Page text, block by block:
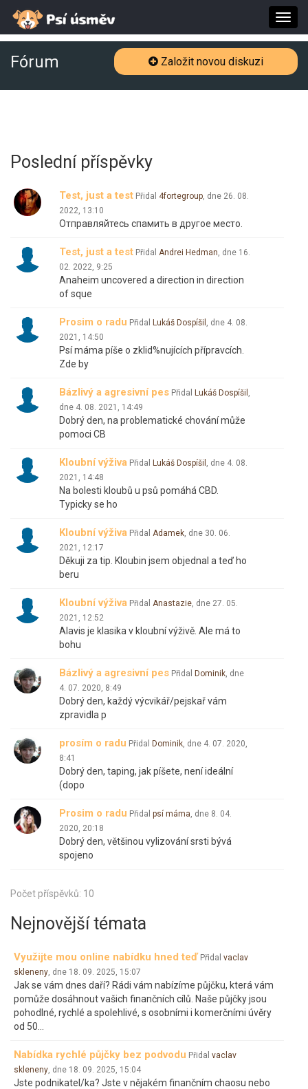
Fórum Založit novou diskuzi
Poslední příspěvky
Test, just a test Přidal 4fortegroup, dne 26. 08.
2022, 13:10
Отправляйтесь спамить в другое место.
Test, just a test PřidalAndrei Hedman, dne 16.
02. 2022, 9:25
Anaheim uncovered a direction in direction
of sque
Prosim o radu Přidal Lukáš Dospíšil , dne 4. 08.
2021, 14:50
Psí máma píše o zklid%nujících přípravcích.
Zde by
Bázlivý a agresivní pes Přidal Lukáš Dospíšil ,
dne 4. 08. 2021, 14:49
Dobrý den, na problematické chování může
pomoci CB
Kloubní výživa Přidal Lukáš Dospíšil , dne 4. 08.
2021, 14:48
Na bolesti kloubů u psů pomáhá CBD.
Typicky se ho
Kloubní výživa PřidalAdamek, dne 30. 06.
2021, 12:17
Děkuji za tip. Kloubin jsem objednal a teď ho
beru
Kloubní výživa PřidalAnastazie, dne 27. 05.
2021, 12:52
Alavis je klasika v kloubní výživě. Ale má to
bohu
Bázlivý a agresivní pes Přidal Dominik, dne
4. 07. 2020, 8:49
Dobrý den, každý výcvikář/pejskař vám
zpravidla p
prosím o radu Přidal Dominik, dne 4. 07. 2020,
8:41
Dobrý den, taping, jak píšete, není ideální
(dopo
Prosim o radu Přidalpsí máma, dne 8. 04.
2020, 20:18
Dobrý den, většinou vylizování srsti bývá
spojeno
Počet příspěvků: 10
Nejnovější témata
Využijte mou online nabídku hned teď Přidal vaclav
skleneny, dne 18. 09. 2025, 15:07
Jak se vám dnes daří? Rádi vám nabízíme půjčku, která vám
pomůže dosáhnout vašich finančních cílů. Naše půjčky jsou
pohodlné, rychlé a spolehlivé, s osobními i komerčními úvěry
od 50…
Nabídka rychlé půjčky bez podvodu Přidal vaclav
skleneny, dne 18. 09. 2025, 15:04
Jste podnikatel/ka? Jste v nějakém finančním chaosu nebo